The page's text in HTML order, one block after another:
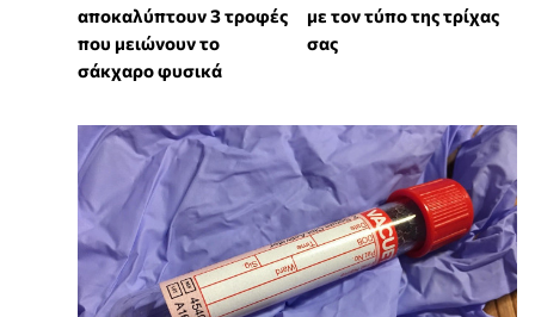
αποκαλύπτουν 3 τροφές
που μειώνουν το
σάκχαρο φυσικά
με τον τύπο της τρίχας
σας